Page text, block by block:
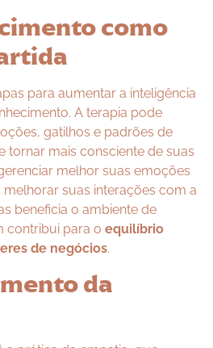
como
para aumentar a inteligência
A terapia pode
gatilhos e padrões de
tornar mais consciente de suas
melhor suas emoções
suas interações com a
beneficia o ambiente de
contribui para o equilíbrio
de negócios.
da